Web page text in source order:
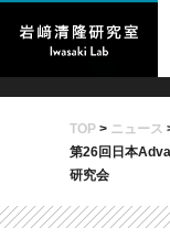
TOP> ニュース
第26回日本
研究会